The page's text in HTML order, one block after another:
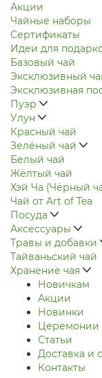
Акции
Чайные наборы
Сертификаты
Идеи для
Базовый чай
Эксклюзивный
Эксклюзивная
Пуэр
Улун
Красный чай
Зелёный чай
Белый чай
Жёлтый чай
Хэй Ча (Чёрный
Чай от Art of Tea
Посуда
Аксессуары
Травы и добавки
Тайваньский чай
Хранение чая
Новичкам
Акции
Новинки
Церемонии
Статьи
Доставка и
Контакты